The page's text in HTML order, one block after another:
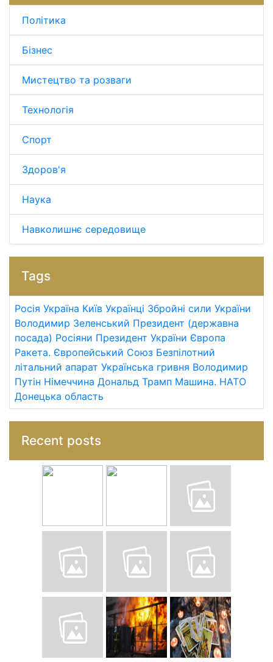
Політика
Бізнес
Мистецтво та розваги
Технологія
Спорт
Здоров'я
Наука
Навколишнє середовище
Tags
Росія Україна Київ Українці Збройні сили України
Володимир Зеленський Президент (державна
посада) Росіяни Президент України Європа
Ракета. Європейський Союз Безпілотний
літальний апарат Українська гривня Володимир
Путін Німеччина Дональд Трамп Машина. НАТО
Донецька область
Recent posts